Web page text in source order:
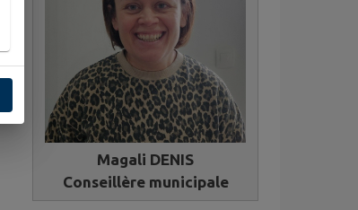
Magali DENIS
Conseillère municipale